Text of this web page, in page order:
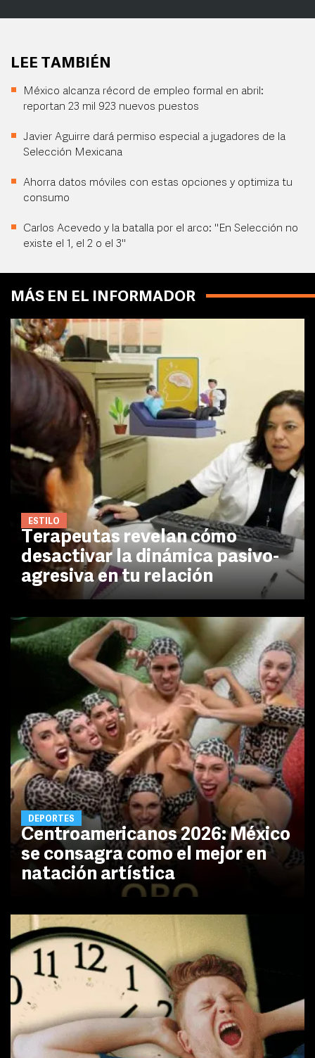
LEE TAMBIÉN
México alcanza récord de empleo formal en abril:
reportan 23 mil 923 nuevos puestos
Javier Aguirre dará permiso especial a jugadores de la
Selección Mexicana
Ahorra datos móviles con estas opciones y optimiza tu
consumo
Carlos Acevedo y la batalla por el arco: "En Selección no
existe el 1, el 2 o el 3"
MÁS EN EL INFORMADOR
ESTILO
Terapeutas revelan cómo
desactivar la dinámica pasivo-
agresiva en tu relación
DEPORTES
Centroamericanos 2026: México
se consagra como el mejor en
natación artística